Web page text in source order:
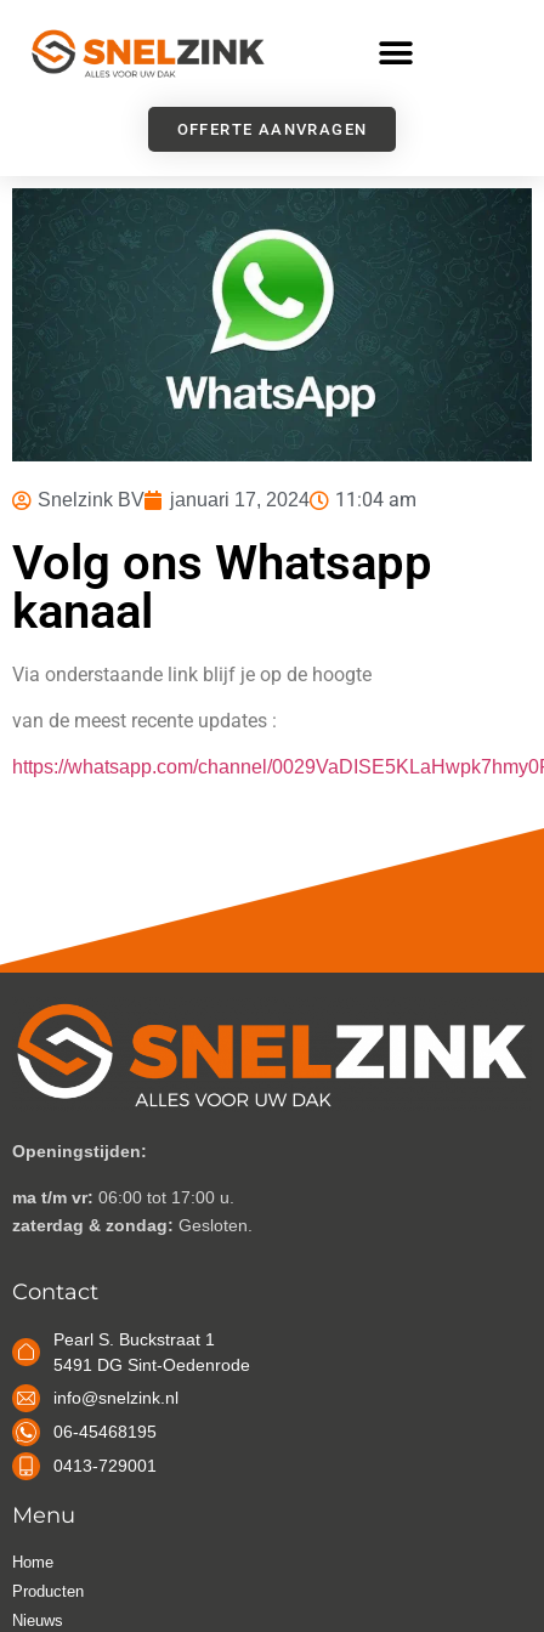
OFFERTE AANVRAGEN
Snelzink BV januari 17, 2024 11:04 am
Volg ons Whatsapp
kanaal
Via onderstaande link blijf je op de hoogte
van de meest recente updates :
https://whatsapp.com/channel/
Openingstijden:
ma t/m vr: 06:00 tot 17:00 u.
zaterdag & zondag: Gesloten.
Contact
Pearl S. Buckstraat 1
5491 DG Sint-Oedenrode
info@snelzink.nl
06-45468195
0413-729001
Menu
Home
Producten
Nieuws